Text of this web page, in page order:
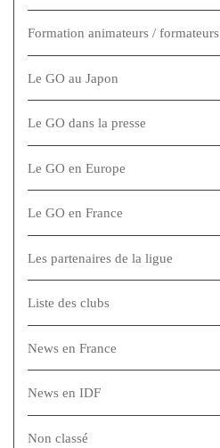
Formation animateurs / formateurs
Le GO au Japon
Le GO dans la presse
Le GO en Europe
Le GO en France
Les partenaires de la ligue
Liste des clubs
News en France
News en IDF
Non classé